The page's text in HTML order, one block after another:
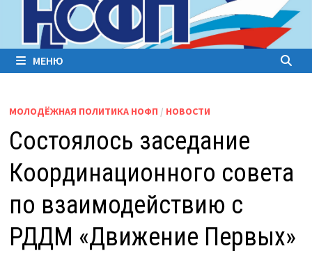
МЕНЮ
МОЛОДЁЖНАЯ ПОЛИТИКА НОФП / НОВОСТИ
Состоялось заседание
Координационного совета
по взаимодействию с
РДДМ «Движение Первых»